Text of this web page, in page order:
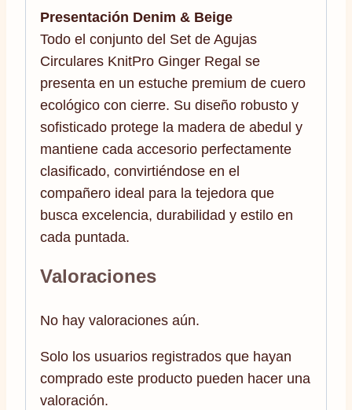
Presentación Denim & Beige
Todo el conjunto del Set de Agujas
Circulares KnitPro Ginger Regal se
presenta en un estuche premium de cuero
ecológico con cierre. Su diseño robusto y
sofisticado protege la madera de abedul y
mantiene cada accesorio perfectamente
clasificado, convirtiéndose en el
compañero ideal para la tejedora que
busca excelencia, durabilidad y estilo en
cada puntada.
Valoraciones
No hay valoraciones aún.
Solo los usuarios registrados que hayan
comprado este producto pueden hacer una
valoración.